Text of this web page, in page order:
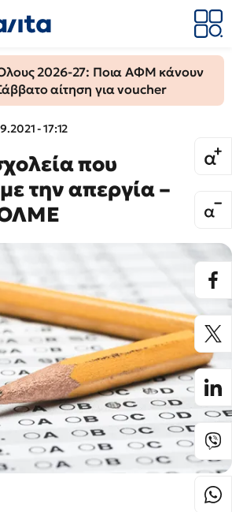
2026-27: Ποια ΑΦΜ κάνουν
αίτηση για voucher
- 17:12
που
την απεργία –
ΟΛΜΕ